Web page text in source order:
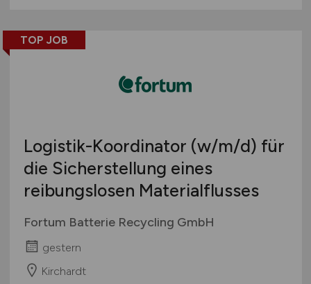
TOP JOB
Logistik-Koordinator (w/m/d) für
die Sicherstellung eines
reibungslosen Materialflusses
Fortum Batterie Recycling GmbH
gestern
Kirchardt